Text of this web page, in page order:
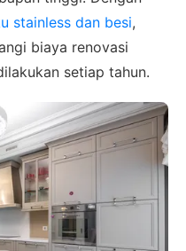
stainless dan besi,
biaya renovasi
setiap tahun.